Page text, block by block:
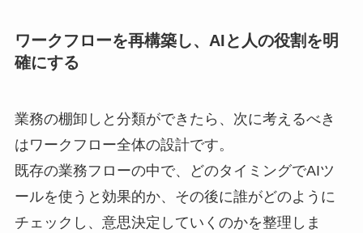
ワークフローを再構築し、AIと人の役割を明
確にする
業務の棚卸しと分類ができたら、次に考えるべき
はワークフロー全体の設計です。
既存の業務フローの中で、どのタイミングでAIツ
ールを使うと効果的か、その後に誰がどのように
チェックし、意思決定していくのかを整理しま